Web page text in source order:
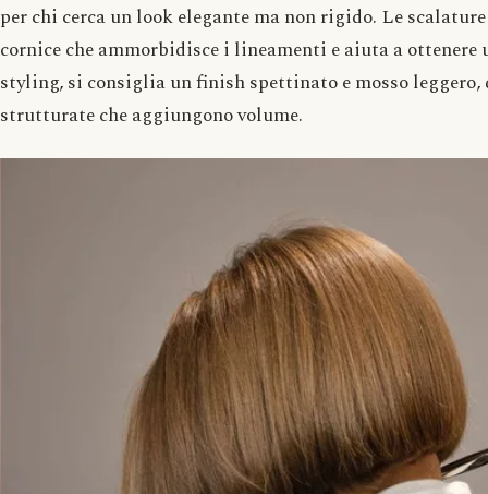
per chi cerca un look elegante ma non rigido. Le
cornice che ammorbidisce i lineamenti e aiuta a
styling, si consiglia un finish spettinato e mosso leggero,
strutturate che aggiungono volume.